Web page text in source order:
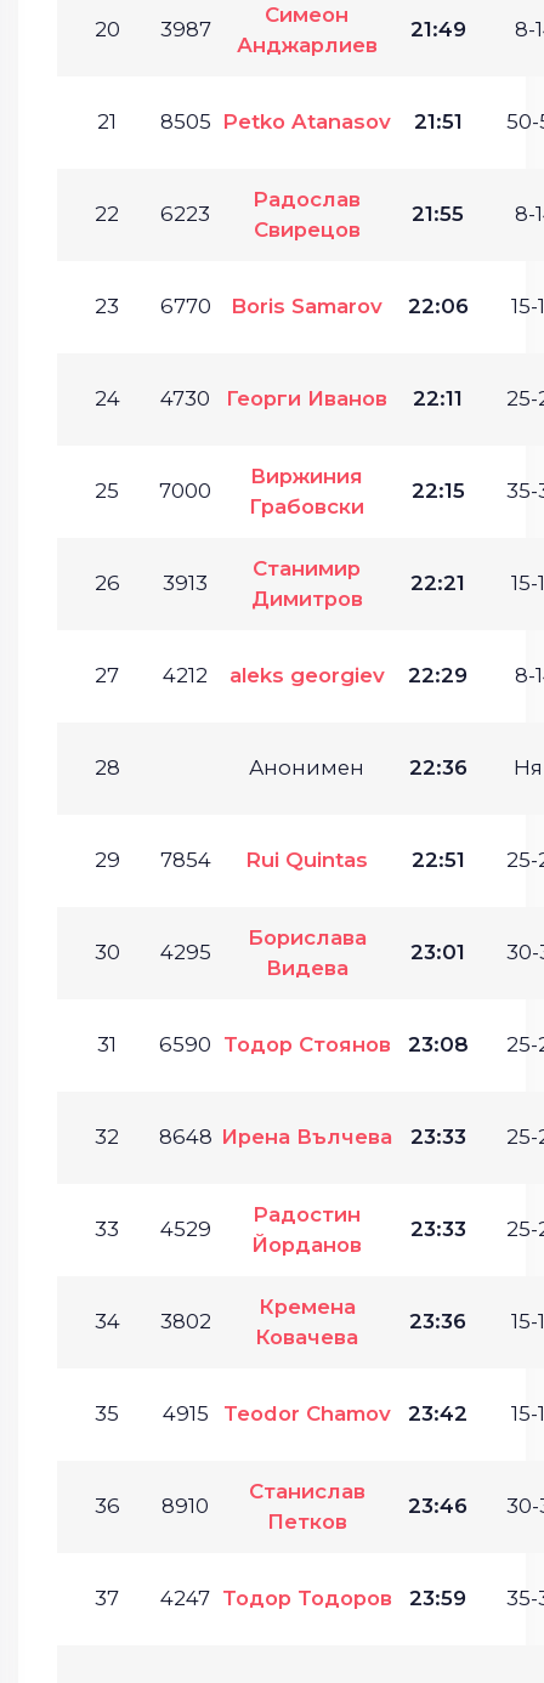
20 3987
Симеон
Анджарлиев
21:49 8-
21 8505 Petko Atanasov 21:51 50-
22 6223
Радослав
Свирецов
21:55 8-
23 6770 Boris Samarov 22:06 15-
24 4730 Георги Иванов 22:11 25-
25 7000
Виржиния
Грабовски
22:15 35-
26 3913
Станимир
Димитров
22:21 15-
27 4212 aleks georgiev 22:29 8-
28 Анонимен 22:36
29 7854 Rui Quintas 22:51 25-
30 4295
Борислава
Видева
23:01 30-
31 6590 Тодор Стоянов 23:08 25-
32 8648 Ирена Вълчева 23:33 25-
33 4529
Радостин
Йорданов
23:33 25-
34 3802
Кремена
Ковачева
23:36 15-
35 4915 Teodor Chamov 23:42 15-
36 8910
Станислав
Петков
23:46 30-
37 4247 Тодор Тодоров 23:59 35-